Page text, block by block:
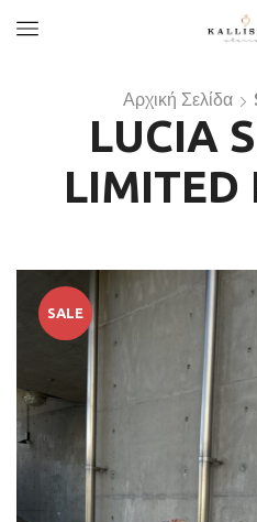
Αρχική Σελίδα
LUCIA
LIMITED
SALE